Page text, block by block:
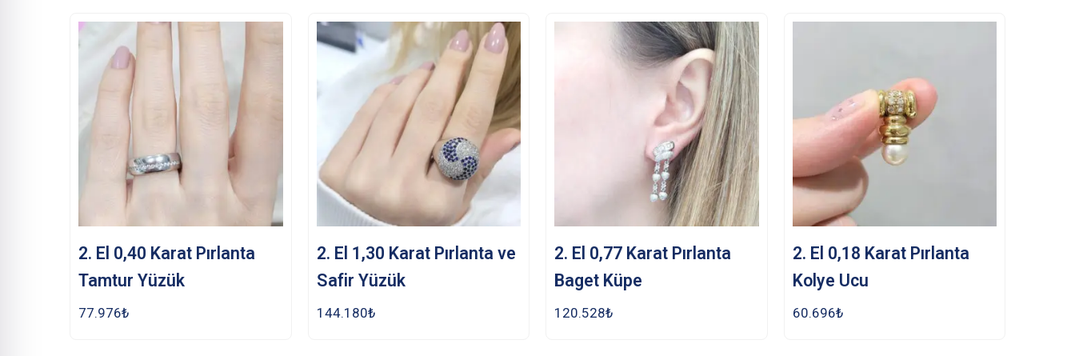
2. El 0,40 Karat Pırlanta
Tamtur Yüzük
77.976₺
2. El 1,30 Karat Pırlanta ve
Safir Yüzük
144.180₺
2. El 0,77 Karat Pırlanta
Baget Küpe
120.528₺
2. El 0,18 Karat Pırlanta
Kolye Ucu
60.696₺